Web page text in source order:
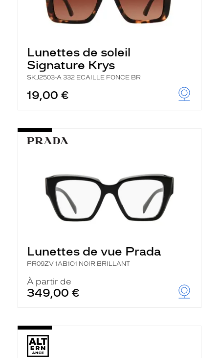
Lunettes de soleil
Signature Krys
SKJ2503-A 332 ECAILLE FONCE BR
19,00 €
Lunettes de vue Prada
PR09ZV 1AB1O1 NOIR BRILLANT
À partir de
349,00 €